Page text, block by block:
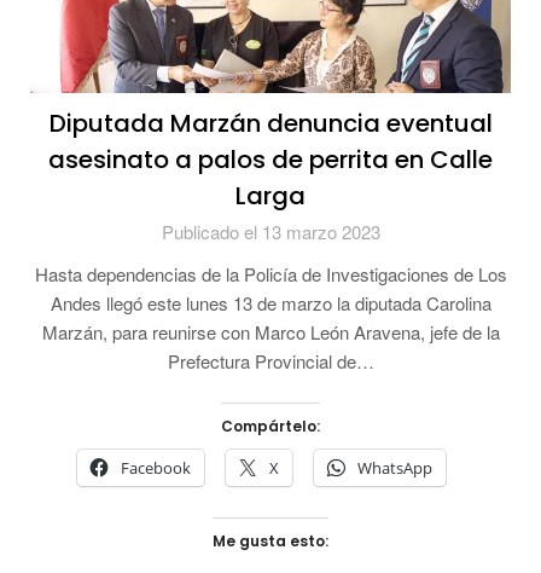
Diputada Marzán denuncia eventual
asesinato a palos de perrita en Calle
Larga
Publicado el 13 marzo 2023
Hasta dependencias de la Policía de Investigaciones de Los
Andes llegó este lunes 13 de marzo la diputada Carolina
Marzán, para reunirse con Marco León Aravena, jefe de la
Prefectura Provincial de…
Compártelo:
Facebook X WhatsApp
Me gusta esto: